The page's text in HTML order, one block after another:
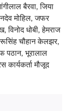
बैरवा, जिया
मोहिल, जफर
विनोद धोबी, हेमराज
चौहान केलझर,
पठान, भूरालाल
कार्यकर्ता मौजूद